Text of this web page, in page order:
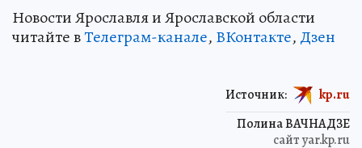
‎Новости Ярославля и Ярославской области
читайте вТелеграм-канале, ВКонтакте, Дзен
Полина ВАЧНАДЗЕ
сайт yar.kp.ru
Источник: kp.ru